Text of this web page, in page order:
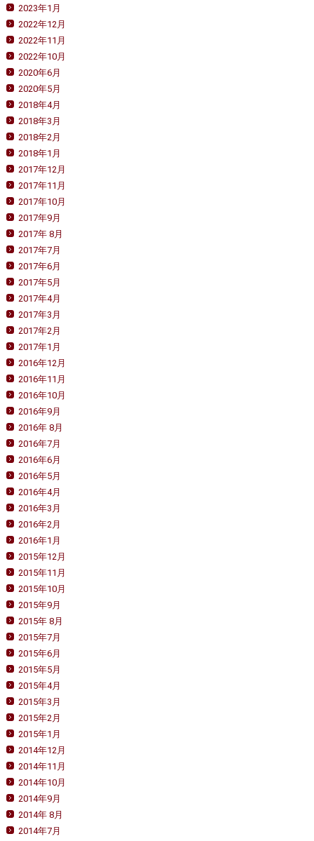
2023年1月
2022年12月
2022年11月
2022年10月
2020年6月
2020年5月
2018年4月
2018年3月
2018年2月
2018年1月
2017年12月
2017年11月
2017年10月
2017年9月
2017年 8月
2017年7月
2017年6月
2017年5月
2017年4月
2017年3月
2017年2月
2017年1月
2016年12月
2016年11月
2016年10月
2016年9月
2016年 8月
2016年7月
2016年6月
2016年5月
2016年4月
2016年3月
2016年2月
2016年1月
2015年12月
2015年11月
2015年10月
2015年9月
2015年 8月
2015年7月
2015年6月
2015年5月
2015年4月
2015年3月
2015年2月
2015年1月
2014年12月
2014年11月
2014年10月
2014年9月
2014年 8月
2014年7月